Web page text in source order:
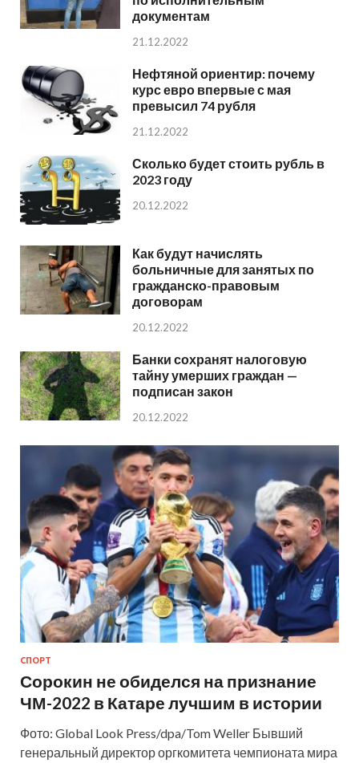
документам
21.12.2022
Нефтяной ориентир: почему
курс евро впервые с мая
превысил 74 рубля
21.12.2022
Сколько будет стоить рубль в
2023 году
20.12.2022
Как будут начислять
больничные для занятых по
гражданско-правовым
договорам
20.12.2022
Банки сохранят налоговую
тайну умерших граждан —
подписан закон
20.12.2022
СПОРТ
Сорокин не обиделся на признание
ЧМ-2022 в Катаре лучшим в истории
Фото: Global Look Press/dpa/Tom Weller Бывший
генеральный директор оргкомитета чемпионата мира